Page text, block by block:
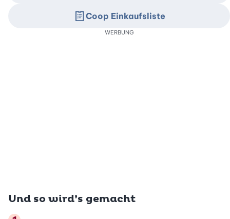
Und so wird’s gemacht
Coop Einkaufsliste
WERBUNG